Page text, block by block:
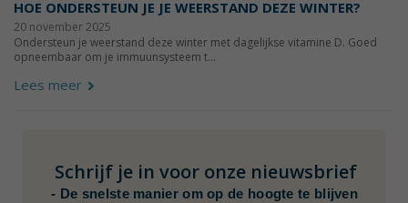
HOE ONDERSTEUN JE JE WEERSTAND DEZE WINTER?
20 november 2025
Ondersteun je weerstand deze winter met dagelijkse vitamine D. Goed
opneembaar om je immuunsysteem t...
Lees meer
Schrijf je in voor onze nieuwsbrief
- De snelste manier om op de hoogte te blijven